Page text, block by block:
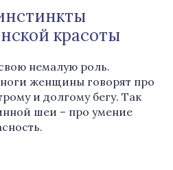
красоты
немалую роль.
женщины говорят про
и долгому бегу. Так
шеи – про умение